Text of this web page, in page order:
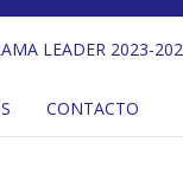
LEADER 2023-
CONTACTO